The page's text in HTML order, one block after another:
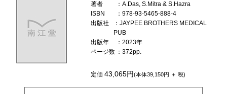
著者
：A.Das, S.Mitra & S.Hazra
ISBN
：978-93-5465-888-4
出版社
：JAYPEE BROTHERS MEDICAL
PUB
出版年
：2023年
ページ数 ：372pp.
定価43,065円(本体39,150円 ＋ 税)